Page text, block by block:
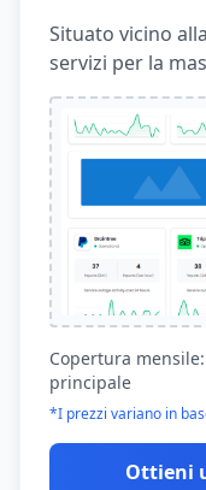
Situato vicino
servizi per la
Copertura
principale
*I prezzi variano in
Ottieni